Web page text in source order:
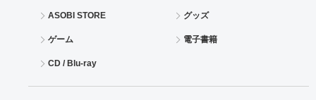
アイドリッシュセブン
モフモフパレード
ASOBI STORE グッズ
ゲーム 電子書籍
CD / Blu-ray